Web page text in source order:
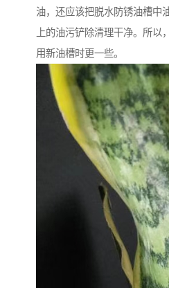
油，还应该把脱水防锈油槽中
上的油污铲除清理干净。所以
用新油槽时更一些。